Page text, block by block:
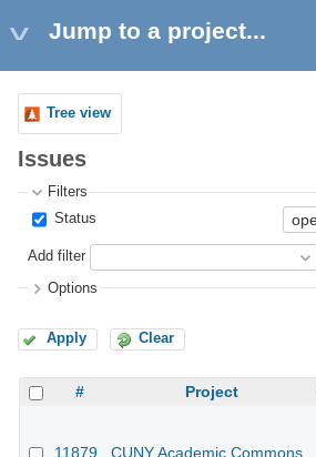
Jump to a project...
Tree view
Issues
Filters
Status
Add filter
Options
Apply Clear
# Project
11879 CUNY Academic Commons